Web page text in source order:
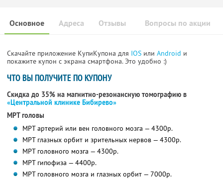
Основное Отзывы Вопросы по акции
Адреса
Скачайте приложение КупиКупона для IOS или Android и
покажите купон с экрана смартфона. Это удобно :)
ЧТО ВЫ ПОЛУЧИТЕ ПО КУПОНУ
Скидка до 35% на магнитно-резонансную томографию в
«Центральной клинике Бибирево»
МРТ головы
МРТ артерий или вен головного мозга — 4300р.
МРТ глазных орбит и зрительных нервов — 4300р.
МРТ головного мозга — 4300р.
МРТ гипофиза — 4400р.
МРТ головного мозга и глазных орбит — 7000р.